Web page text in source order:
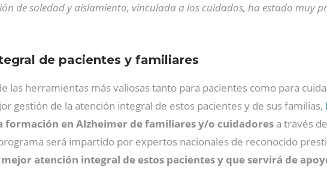
de soledad y aislamiento, vinculada a los cuidados, ha estado muy
de pacientes y familiares
las herramientas más valiosas tanto para pacientes como para
gestión de la atención integral de estos pacientes y de sus familias,
formación en Alzheimer de familiares y/o cuidadores a través
será impartido por expertos nacionales de reconocido
atención integral de estos pacientes y que servirá de